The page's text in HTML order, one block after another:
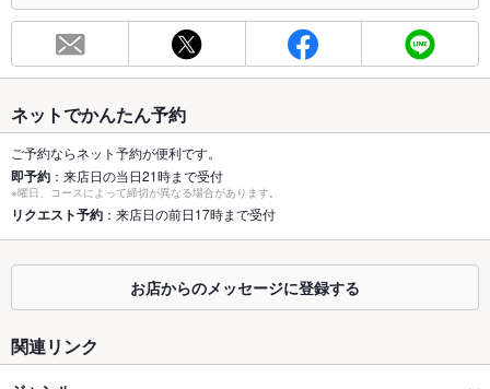
お席
総席数 45席(着席45名様、半立食最大55名様まで収容可能です！！)
最大宴会収
容人数
50人(貸切利用大歓迎！下見見学やお打ち合わせも承ります)
個室 なし ：パーティ 歓送迎会 結婚式二次会などにお勧めです
座敷
なし ：座敷のご用意はございませんが、ゆっくりお寛ぎ出来る
なし ：掘りごたつのお席はございませんが少人数でも大人数で
もご対応可能なお席を完備。
カウンター
ネットでかんたん予約
ご予約ならネット予約が便利です。
即予約 ：来店日の当日21時まで受付
※曜日、コースによって締切が異なる場合があります。
リクエスト予約 ：来店日の前日17時まで受付
お店からのメッセージに登録する
関連リンク